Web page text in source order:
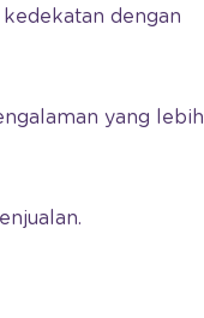
dengan
yang lebih